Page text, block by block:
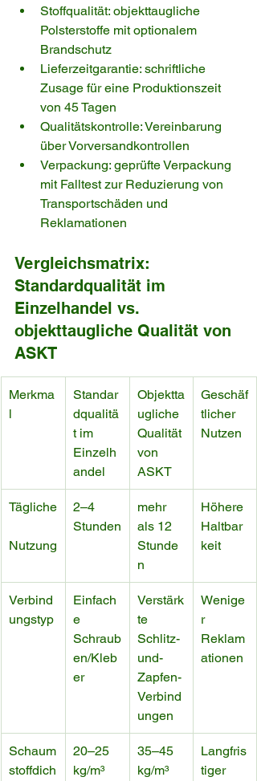
Stoffqualität: objekttaugliche
Polsterstoffe mit optionalem
Brandschutz
Lieferzeitgarantie: schriftliche
Zusage für eine Produktionszeit
von 45 Tagen
Qualitätskontrolle: Vereinbarung
über Vorversandkontrollen
Verpackung: geprüfte Verpackung
mit Falltest zur Reduzierung von
Transportschäden und
Reklamationen
Vergleichsmatrix:
Standardqualität im
Einzelhandel vs.
objekttaugliche Qualität von
ASKT
Merkma
l
Standar
dqualitä
t im
Einzelh
andel
Objektta
ugliche
Qualität
von
ASKT
Geschäf
tlicher
Nutzen
Tägliche
Nutzung
2–4
Stunden
mehr
als 12
Stunde
n
Höhere
Haltbar
keit
Verbind
ungstyp
Einfach
e
Schraub
en/Kleb
er
Verstärk
te
Schlitz-
und-
Zapfen-
Verbind
ungen
Wenige
r
Reklam
ationen
Schaum
stoffdich
20–25
kg/m³
35–45
kg/m³
Langfris
tiger